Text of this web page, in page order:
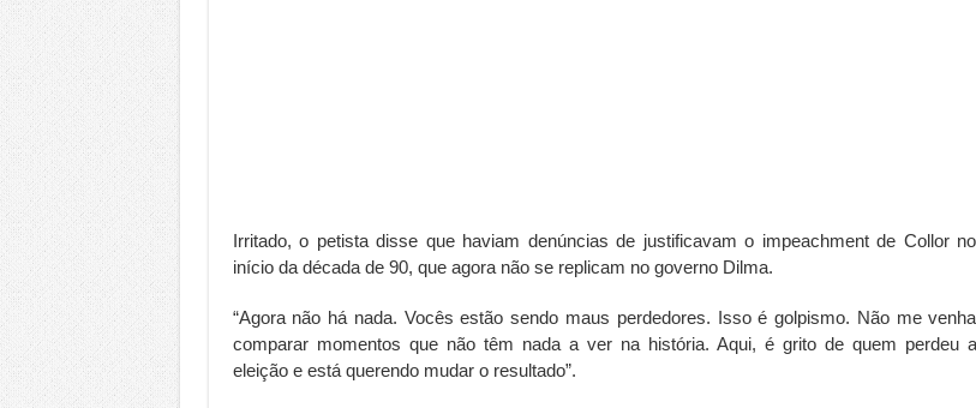
Irritado, o petista disse que haviam denúncias de justificavam o impeachment de Collor no
início da década de 90, que agora não se replicam no governo Dilma.
“Agora não há nada. Vocês estão sendo maus perdedores. Isso é golpismo. Não me venha
comparar momentos que não têm nada a ver na história. Aqui, é grito de quem perdeu a
eleição e está querendo mudar o resultado”.